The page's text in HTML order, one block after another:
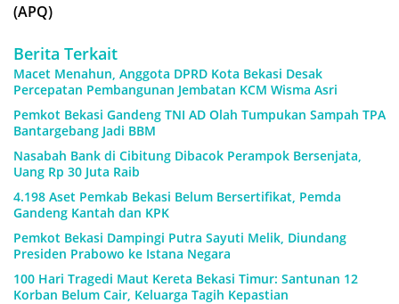
(APQ)
Berita Terkait
Macet Menahun, Anggota DPRD Kota Bekasi Desak
Percepatan Pembangunan Jembatan KCM Wisma Asri
Pemkot Bekasi Gandeng TNI AD Olah Tumpukan Sampah TPA
Bantargebang Jadi BBM
Nasabah Bank di Cibitung Dibacok Perampok Bersenjata,
Uang Rp 30 Juta Raib
4.198 Aset Pemkab Bekasi Belum Bersertifikat, Pemda
Gandeng Kantah dan KPK
Pemkot Bekasi Dampingi Putra Sayuti Melik, Diundang
Presiden Prabowo ke Istana Negara
100 Hari Tragedi Maut Kereta Bekasi Timur: Santunan 12
Korban Belum Cair, Keluarga Tagih Kepastian